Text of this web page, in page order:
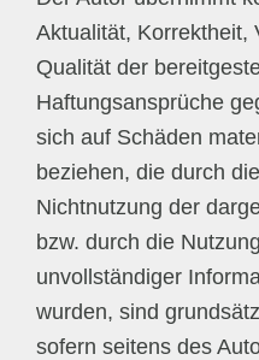
Aktualität, Korrektheit,
Qualität der
Haftungsansprüche
sich auf Schäden
beziehen, die durch
Nichtnutzung der
bzw. durch die
unvollständiger
wurden, sind
sofern seitens des